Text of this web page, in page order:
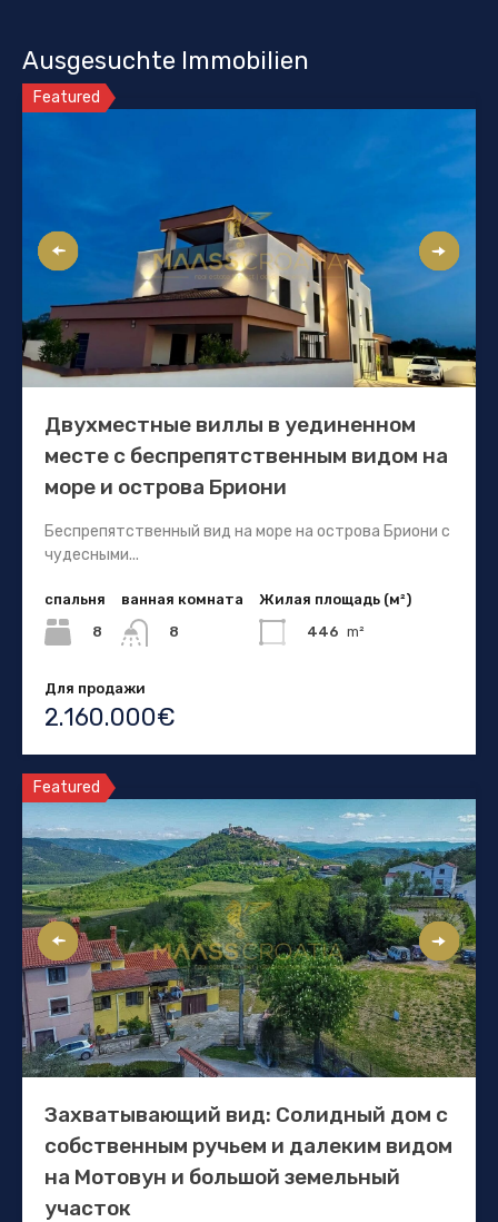
Ausgesuchte Immobilien
Featured
Двухместные виллы в уединенном
месте с беспрепятственным видом на
море и острова Бриони
Беспрепятственный вид на море на острова Бриони с
чудесными...
спальня
8
ванная комната
8
Жилая площадь (м²)
446 m²
Для продажи
2.160.000€
Featured
Захватывающий вид: Солидный дом с
собственным ручьем и далеким видом
на Мотовун и большой земельный
участок